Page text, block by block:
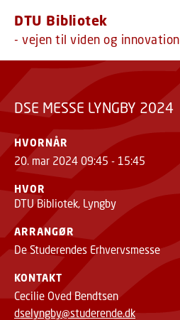
DTU Bibliotek
- vejen til viden og innovation
DSE MESSE LYNGBY 2024
DSE MESSE LYNGBY 2024
HVORNÅR
20. mar 2024 09:45 - 15:45
HVOR
DTU Bibliotek, Lyngby
ARRANGØR
De Studerendes Erhvervsmesse
KONTAKT
Cecilie Oved Bendtsen
dselyngby@studerende.dk